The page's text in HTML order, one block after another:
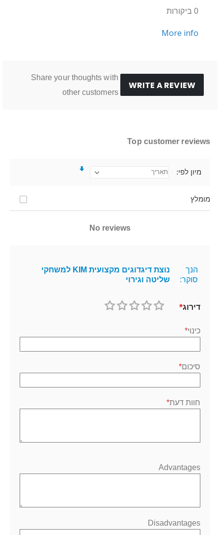
0 ביקורות
More info
WRITE A REVIEW
Share your thoughts with
other customers
Top customer reviews
מומלץ
מיון לפי
No reviews
הנך
סוקר:
נוצת דיגדוגים מקצועית KIM למשחקי
שליטה וגירוי
דירוג
כינוי
סיכום
חוות דעת
Advantages
Disadvantages